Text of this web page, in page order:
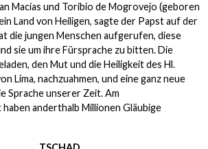
Macías und Toribio de Mogrovejo (geboren
Land von Heiligen, sagte der Papst auf der
die jungen Menschen aufgerufen, diese
sie um ihre Fürsprache zu bitten. Die
den Mut und die Heiligkeit des Hl.
Lima, nachzuahmen, und eine ganz neue
Sprache unserer Zeit. Am
anderthalb Millionen Gläubige